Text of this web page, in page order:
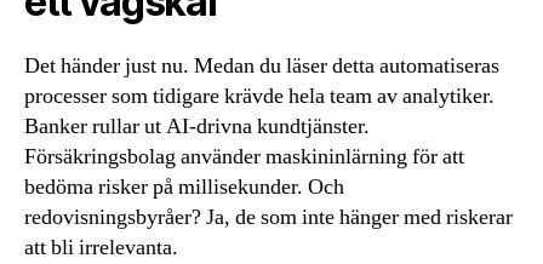
Det händer just nu. Medan du läser detta automatiseras
processer som tidigare krävde hela team av analytiker.
Banker rullar ut AI-drivna kundtjänster.
Försäkringsbolag använder maskininlärning för att
bedöma risker på millisekunder. Och
redovisningsbyråer? Ja, de som inte hänger med riskerar
att bli irrelevanta.